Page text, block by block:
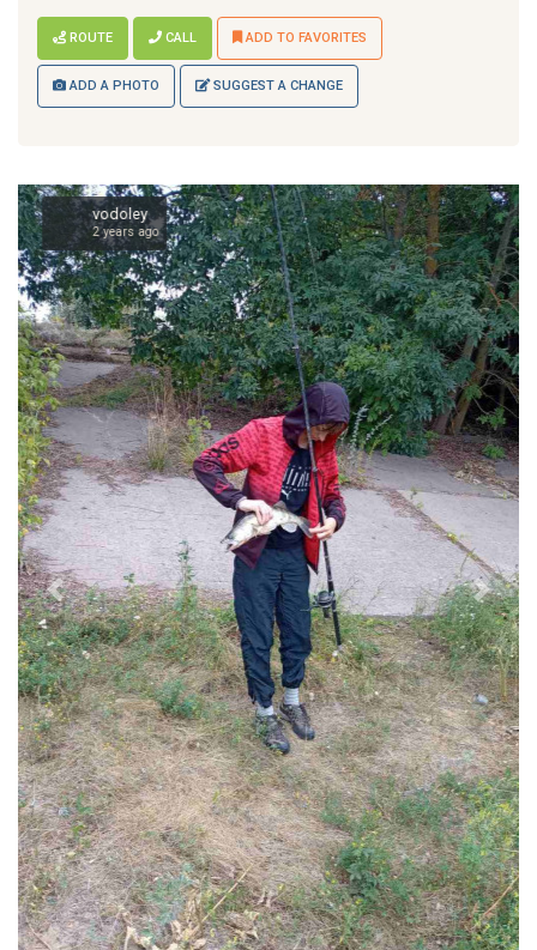
ROUTE CALL ADD TO FAVORITES
ADD A PHOTO SUGGEST A CHANGE
vodoley
2 years ago
Prev Next